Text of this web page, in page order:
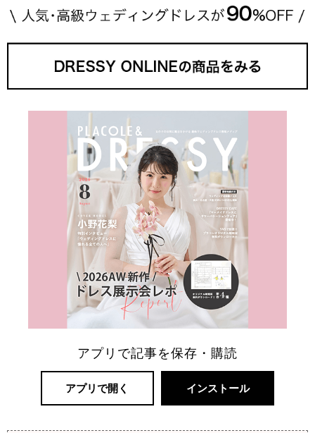
アプリで記事を保存・購読
アプリで開く インストール